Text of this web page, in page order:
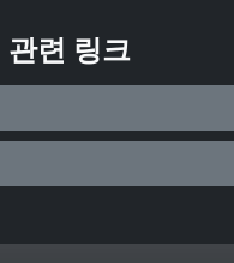
련 링크